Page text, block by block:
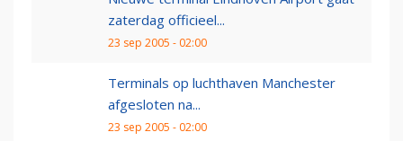
zaterdag officieel...
23 sep 2005 - 02:00
Terminals op luchthaven Manchester
afgesloten na...
23 sep 2005 - 02:00